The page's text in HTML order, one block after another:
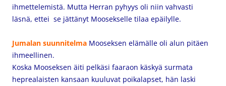
ihmettelemistä. Mutta Herran pyhyys oli niin vahvasti
läsnä, ettei se jättänyt Moosekselle tilaa epäilylle.
Jumalan suunnitelma Mooseksen elämälle oli alun pitäen
ihmeellinen.
Koska Mooseksen äiti pelkäsi faaraon käskyä surmata
heprealaisten kansaan kuuluvat poikalapset, hän laski